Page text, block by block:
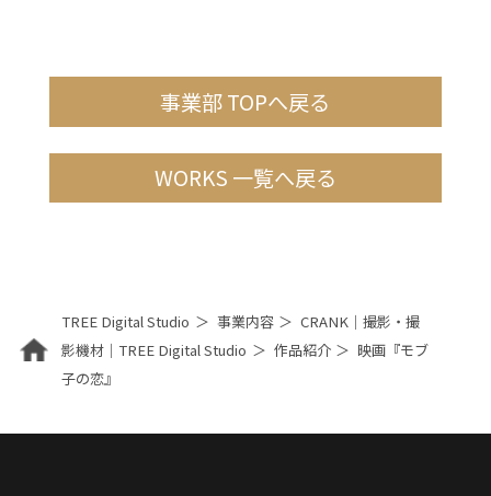
事業部 TOPへ戻る
WORKS 一覧へ戻る
TREE Digital Studio 事業内容
CRANK｜撮影・撮
影機材｜TREE Digital Studio
作品紹介
映画『モブ
子の恋』